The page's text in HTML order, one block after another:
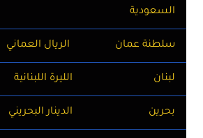
السعودية
سلطنة عمان الريال العماني
لبنان الليرة اللبنانية
بحرين الدينار البحريني